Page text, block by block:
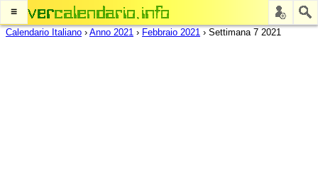
≡
Calendario Italiano › Anno 2021 › Febbraio 2021 › Settimana 7 2021